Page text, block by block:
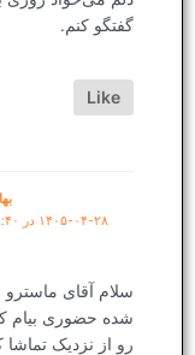
گفتگو کنم.
Like
۱۴۰۵-۰۴-۲۸ در ۰۸:۴۰
سلام آقای
شده حضوری بیام
رو از نزدیک تماشا